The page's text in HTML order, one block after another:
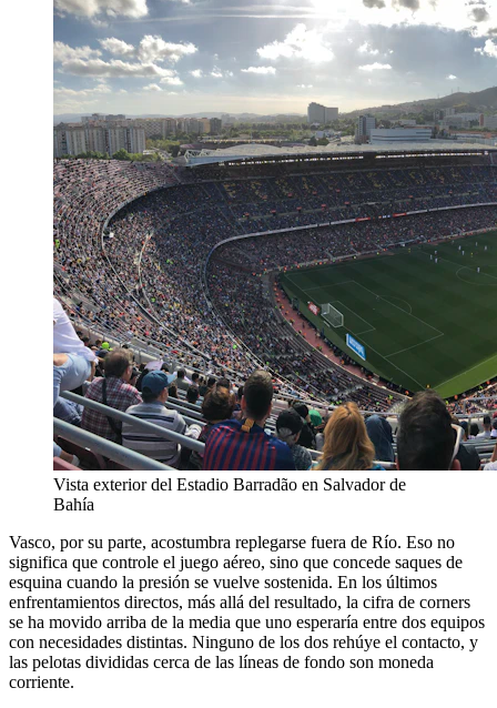
Vista exterior del Estadio Barradão en Salvador de
Bahía
Vasco, por su parte, acostumbra replegarse fuera de Río. Eso no
significa que controle el juego aéreo, sino que concede saques de
esquina cuando la presión se vuelve sostenida. En los últimos
enfrentamientos directos, más allá del resultado, la cifra de corners
se ha movido arriba de la media que uno esperaría entre dos equipos
con necesidades distintas. Ninguno de los dos rehúye el contacto, y
las pelotas divididas cerca de las líneas de fondo son moneda
corriente.